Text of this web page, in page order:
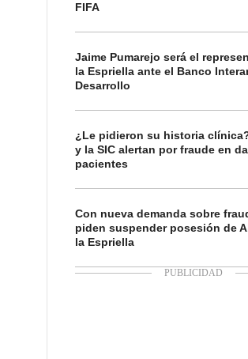
FIFA
Jaime Pumarejo será el
la Espriella ante el Banco
Desarrollo
¿Le pidieron su historia
y la SIC alertan por fraude en
pacientes
Con nueva demanda sobre
piden suspender posesión de
la Espriella